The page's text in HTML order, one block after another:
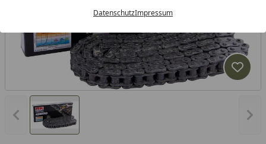
DatenschutzImpressum
Vorheriges Bild anzeigen